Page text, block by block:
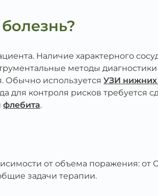
Наличие характерного
методы
Обычно используетсяУЗИ нижних
для контроля рисков требуется
флебита.
от объема поражения: от
задачи терапии.